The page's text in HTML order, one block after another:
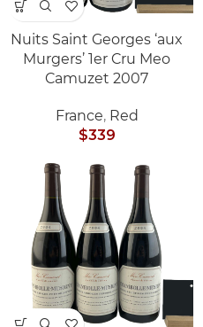
Nuits Saint Georges ‘aux
Murgers’ 1er Cru Meo
Camuzet 2007
France, Red
$339